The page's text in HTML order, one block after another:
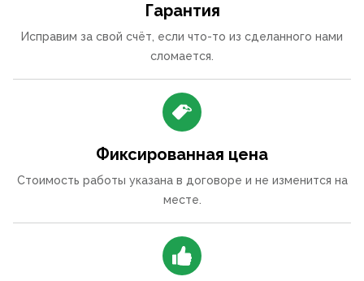
Гарантия
Исправим за свой счёт, если что-то из сделанного нами
сломается.
Фиксированная цена
Стоимость работы указана в договоре и не изменится на
месте.